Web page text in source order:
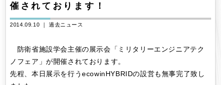
催されております！
2014.09.10 ｜過去ニュース
防衛省施設学会主催の展示会「ミリタリーエンジニアテク
ノフェア」が開催されております。
先程、本日展示を行うecowinHYBRIDの設営も無事完了致し